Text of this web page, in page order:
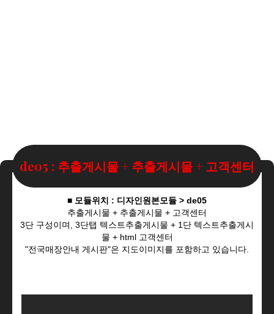
de05 : 추출게시물 + 추출게시물 + 고객센터
■ 모듈위치 : 디자인원본모듈 > de05
추출게시물 + 추출게시물 + 고객센터
3단 구성이며, 3단탭 텍스트추출게시물 + 1단 텍스트추출게시
물 + html 고객센터
"전국매장안내 게시판"은 지도이미지를 포함하고 있습니다.